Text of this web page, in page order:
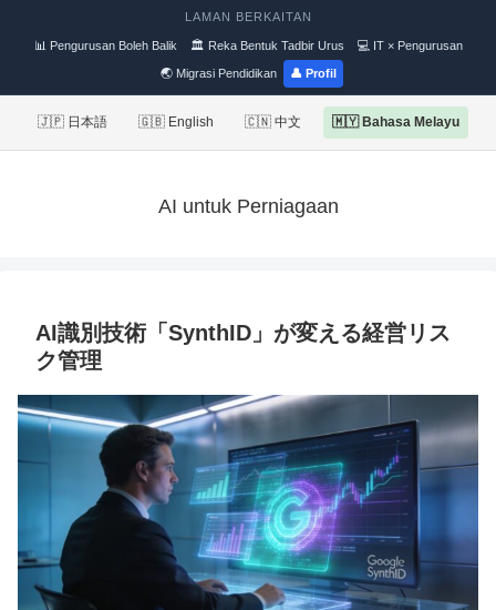
LAMAN BERKAITAN
📊 Pengurusan Boleh Balik 🏛 Reka Bentuk Tadbir Urus 💻 IT × Pengurusan
🌏 Migrasi Pendidikan 👤 Profil
🇯🇵 日本語 🇬🇧 English 🇨🇳 中文 🇲🇾 Bahasa Melayu
AI untuk Perniagaan
AI識別技術「SynthID」が変える経営リス
ク管理